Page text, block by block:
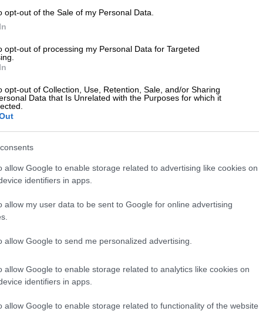
opt-out of the Sale of my Personal Data.
opt-out of processing my Personal Data for Targeted
opt-out of Collection, Use, Retention, Sale, and/or Sharing
Data that Is Unrelated with the Purposes for which it
allow Google to enable storage related to advertising like cookies on
identifiers in apps.
allow my user data to be sent to Google for online advertising
allow Google to send me personalized advertising.
allow Google to enable storage related to analytics like cookies on
identifiers in apps.
allow Google to enable storage related to functionality of the website
ή κάνοντας δωρεά με την αποστολή
σε πασχαλινά γεύματα για
και τη θέληση για προσφορά των
συμβολή των χρηστών της, η #1